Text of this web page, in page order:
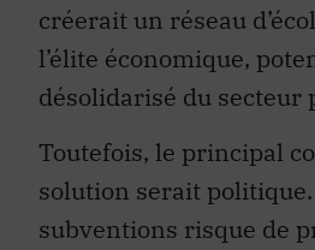
créerait un réseau
l’élite économique,
désolidarisé du secteur
Toutefois, le principal
solution serait politique.
subventions risque de